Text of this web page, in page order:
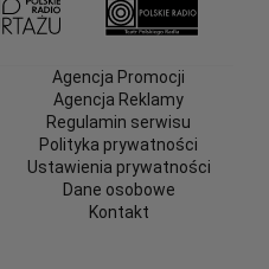
Agencja Promocji
Agencja Reklamy
Regulamin serwisu
Polityka prywatności
Ustawienia prywatności
Dane osobowe
Kontakt